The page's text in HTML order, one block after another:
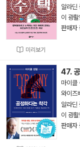
미리보기
알라딘
이 광
판매
47.
마이클
와이즈
알라
이 광
판매